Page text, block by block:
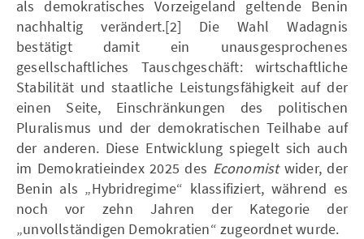
als demokratisches Vorzeigeland geltende Benin
nachhaltig verändert.[2] Die Wahl Wadagnis
bestätigt damit ein unausgesprochenes
gesellschaftliches Tauschgeschäft: wirtschaftliche
Stabilität und staatliche Leistungsfähigkeit auf der
einen Seite, Einschränkungen des politischen
Pluralismus und der demokratischen Teilhabe auf
der anderen. Diese Entwicklung spiegelt sich auch
im Demokratieindex 2025 des Economistwider, der
Benin als „Hybridregime“ klassifiziert, während es
noch vor zehn Jahren der Kategorie der
„unvollständigen Demokratien“ zugeordnet wurde.